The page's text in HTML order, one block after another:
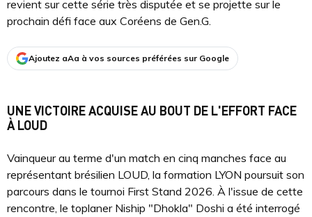
revient sur cette série très disputée et se projette sur le
prochain défi face aux Coréens de Gen.G.
Ajoutez aAa à vos sources préférées sur Google
UNE VICTOIRE ACQUISE AU BOUT DE L'EFFORT FACE
À LOUD
Vainqueur au terme d'un match en cinq manches face au
représentant brésilien LOUD, la formation LYON poursuit son
parcours dans le tournoi First Stand 2026. À l'issue de cette
rencontre, le toplaner Niship "Dhokla" Doshi a été interrogé